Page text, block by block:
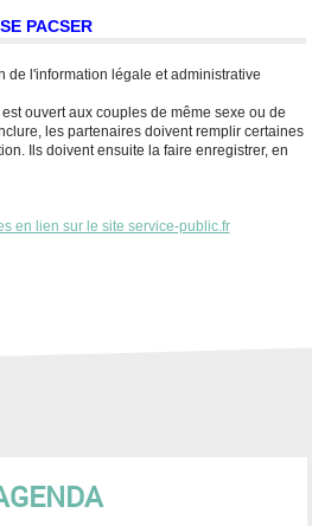
SE PACSER
de l'information légale et administrative
ouvert aux couples de même sexe ou de
les partenaires doivent remplir certaines
Ils doivent ensuite la faire enregistrer, en
en lien sur le site service-public.fr